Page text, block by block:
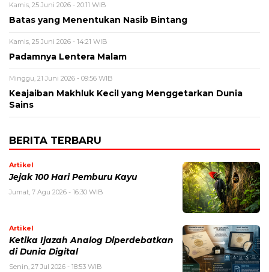
Kamis, 25 Juni 2026 - 20:11 WIB
Batas yang Menentukan Nasib Bintang
Kamis, 25 Juni 2026 - 14:21 WIB
Padamnya Lentera Malam
Minggu, 21 Juni 2026 - 09:56 WIB
Keajaiban Makhluk Kecil yang Menggetarkan Dunia
Sains
BERITA TERBARU
Artikel
Jejak 100 Hari Pemburu Kayu
Jumat, 7 Agu 2026 - 16:30 WIB
Artikel
Ketika Ijazah Analog Diperdebatkan
di Dunia Digital
Senin, 27 Jul 2026 - 18:53 WIB